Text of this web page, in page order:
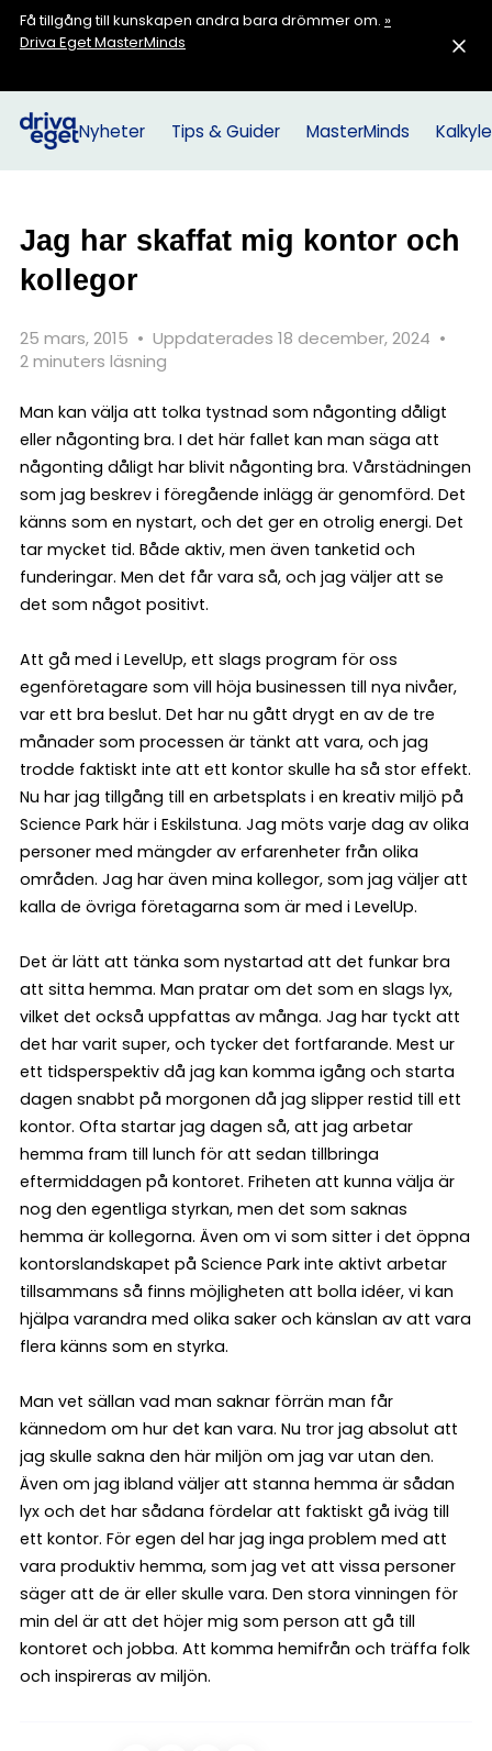
Få tillgång till kunskapen andra bara drömmer om. »
Driva Eget MasterMinds
Nyheter Tips & Guider MasterMinds
Jag har skaffat mig kontor och
kollegor
25 mars, 2015 • Uppdaterades 18 december, 2024 •
2 minuters läsning
Man kan välja att tolka tystnad som någonting dåligt
eller någonting bra. I det här fallet kan man säga att
någonting dåligt har blivit någonting bra. Vårstädningen
som jag beskrev i föregående inlägg är genomförd. Det
känns som en nystart, och det ger en otrolig energi. Det
tar mycket tid. Både aktiv, men även tanketid och
funderingar. Men det får vara så, och jag väljer att se
det som något positivt.
Att gå med i LevelUp, ett slags program för oss
egenföretagare som vill höja businessen till nya nivåer,
var ett bra beslut. Det har nu gått drygt en av de tre
månader som processen är tänkt att vara, och jag
trodde faktiskt inte att ett kontor skulle ha så stor effekt.
Nu har jag tillgång till en arbetsplats i en kreativ miljö på
Science Park här i Eskilstuna. Jag möts varje dag av olika
personer med mängder av erfarenheter från olika
områden. Jag har även mina kollegor, som jag väljer att
kalla de övriga företagarna som är med i LevelUp.
Det är lätt att tänka som nystartad att det funkar bra
att sitta hemma. Man pratar om det som en slags lyx,
vilket det också uppfattas av många. Jag har tyckt att
det har varit super, och tycker det fortfarande. Mest ur
ett tidsperspektiv då jag kan komma igång och starta
dagen snabbt på morgonen då jag slipper restid till ett
kontor. Ofta startar jag dagen så, att jag arbetar
hemma fram till lunch för att sedan tillbringa
eftermiddagen på kontoret. Friheten att kunna välja är
nog den egentliga styrkan, men det som saknas
hemma är kollegorna. Även om vi som sitter i det öppna
kontorslandskapet på Science Park inte aktivt arbetar
tillsammans så finns möjligheten att bolla idéer, vi kan
hjälpa varandra med olika saker och känslan av att vara
flera känns som en styrka.
Man vet sällan vad man saknar förrän man får
kännedom om hur det kan vara. Nu tror jag absolut att
jag skulle sakna den här miljön om jag var utan den.
Även om jag ibland väljer att stanna hemma är sådan
lyx och det har sådana fördelar att faktiskt gå iväg till
ett kontor. För egen del har jag inga problem med att
vara produktiv hemma, som jag vet att vissa personer
säger att de är eller skulle vara. Den stora vinningen för
min del är att det höjer mig som person att gå till
kontoret och jobba. Att komma hemifrån och träffa folk
och inspireras av miljön.